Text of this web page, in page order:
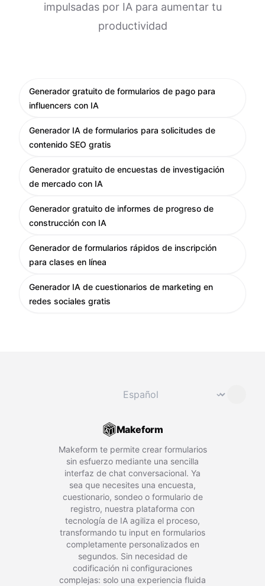
impulsadas por IA para aumentar tu
productividad
Generador gratuito de formularios de pago para
influencers con IA
Generador IA de formularios para solicitudes de
contenido SEO gratis
Generador gratuito de encuestas de investigación
de mercado con IA
Generador gratuito de informes de progreso de
construcción con IA
Generador de formularios rápidos de inscripción
para clases en línea
Generador IA de cuestionarios de marketing en
redes sociales gratis
⌄
Makeform
Makeform te permite crear formularios
sin esfuerzo mediante una sencilla
interfaz de chat conversacional. Ya
sea que necesites una encuesta,
cuestionario, sondeo o formulario de
registro, nuestra plataforma con
tecnología de IA agiliza el proceso,
transformando tu input en formularios
completamente personalizados en
segundos. Sin necesidad de
codificación ni configuraciones
complejas: solo una experiencia fluida